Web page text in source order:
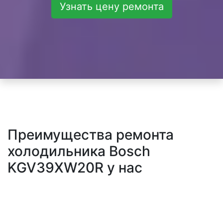
Узнать цену ремонта
Преимущества ремонта
холодильника Bosch
KGV39XW20R у нас